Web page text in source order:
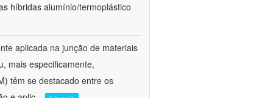
híbridas alumínio/termoplástico
aplicada na junção de materiais
mais especificamente,
têm se destacado entre os